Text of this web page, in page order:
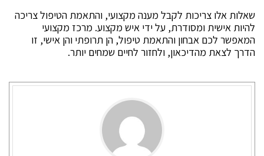
שאלות אלו צריכות לקבל מענה מקצועי, והתאמת הטיפול צריכה
להיות אישית ומסודרת, על ידי איש מקצוע. מרכז מקצועי
המאפשר לכם אבחון והתאמת טיפול, הן תרופתי והן אישי, זו
הדרך לצאת מהדיכאון, ולחזור לחיים שמחים יותר.